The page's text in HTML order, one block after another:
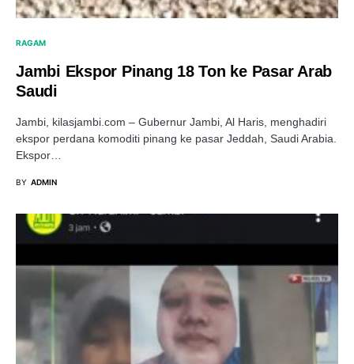
RAGAM
Jambi Ekspor Pinang 18 Ton ke Pasar Arab
Saudi
Jambi, kilasjambi.com – Gubernur Jambi, Al Haris, menghadiri
ekspor perdana komoditi pinang ke pasar Jeddah, Saudi Arabia.
Ekspor…
BY ADMIN